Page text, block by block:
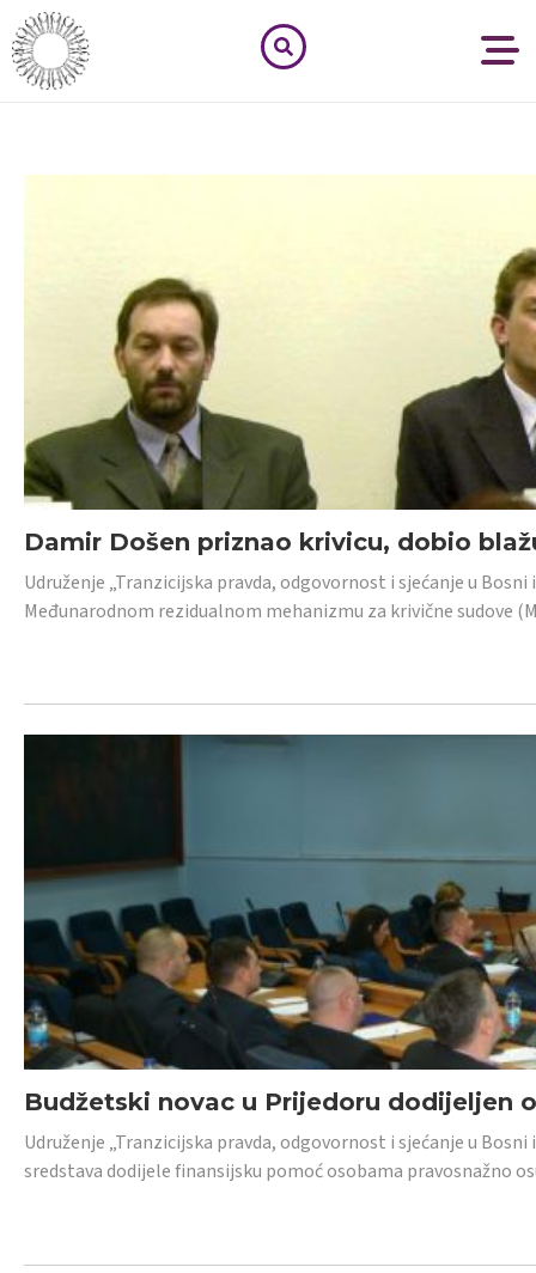
Damir Došen priznao krivicu, dobio
Udruženje „Tranzicijska pravda, odgovornost i sjećanje u
Međunarodnom rezidualnom mehanizmu za krivične sudove
Budžetski novac u Prijedoru dodijeljen
Udruženje „Tranzicijska pravda, odgovornost i sjećanje u
sredstava dodijele finansijsku pomoć osobama pravosnažno